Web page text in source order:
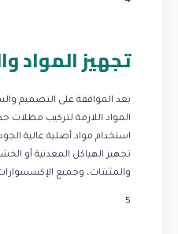
تجهيز المواد
بعد الموافقة على التصميم
المواد اللازمة لتركيب
استخدام مواد أصلية عالية
تجهيز الهياكل المعدنية أو
والمثبتات، وجميع الإكسسوارات
5